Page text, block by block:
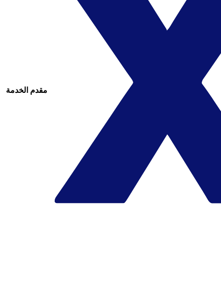
مقدم الخدمة